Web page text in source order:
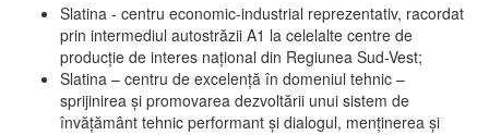
Slatina - centru economic-industrial reprezentativ, racordat
prin intermediul autostrăzii A1 la celelalte centre de
producţie de interes naţional din Regiunea Sud-Vest;
Slatina – centru de excelenţă în domeniul tehnic –
sprijinirea şi promovarea dezvoltării unui sistem de
învăţământ tehnic performant şi dialogul, menţinerea şi